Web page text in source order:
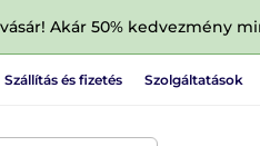
Akár 50% kedvezmény
Szállítás és fizetés Szolgáltatások